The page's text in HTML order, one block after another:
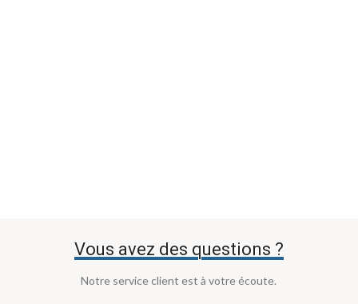
Vous avez des questions ?
Notre service client est à votre écoute.